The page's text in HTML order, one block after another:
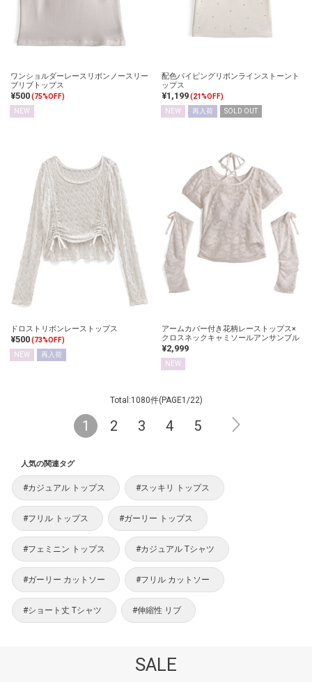
ワンショルダーレースリボンノースリー
ブリブトップス
¥500(75%OFF)
NEW
配色パイピングリボンラインストーント
ップス
¥1,199(21%OFF)
NEW
再入荷 SOLD OUT
ドロストリボンレーストップス
¥500(73%OFF)
NEW
再入荷
アームカバー付き花柄レーストップス×
クロスネックキャミソールアンサンブル
¥2,999
NEW
Total:1080件(PAGE1/22)
1 2 3 4 5
人気の関連タグ
#カジュアル トップス #スッキリ トップス
#フリル トップス #ガーリー トップス
#フェミニン トップス #カジュアル Tシャツ
#ガーリー カットソー #フリル カットソー
#ショート丈 Tシャツ #伸縮性 リブ
SALE